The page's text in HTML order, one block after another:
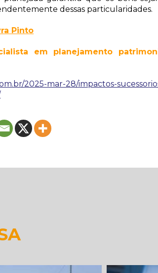
dessas particularidades.
Pinto
em planejamento
2025-mar-28/impactos-